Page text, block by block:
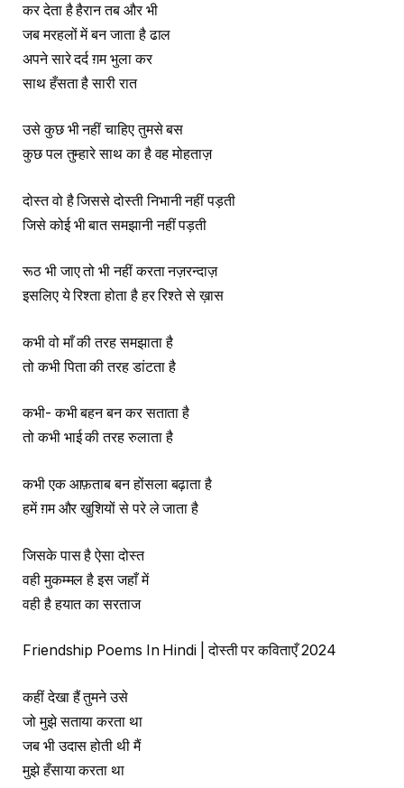
कर देता है हैरान तब और भी
जब मरहलों में बन जाता है ढाल
अपने सारे दर्द ग़म भुला कर
साथ हँसता है सारी रात
उसे कुछ भी नहीं चाहिए तुमसे बस
कुछ पल तुम्हारे साथ का है वह मोहताज़
दोस्त वो है जिससे दोस्ती निभानी नहीं पड़ती
जिसे कोई भी बात समझानी नहीं पड़ती
रूठ भी जाए तो भी नहीं करता नज़रन्दाज़
इसलिए ये रिश्ता होता है हर रिश्ते से ख़ास
कभी वो माँ की तरह समझाता है
तो कभी पिता की तरह डांटता है
कभी- कभी बहन बन कर सताता है
तो कभी भाई की तरह रुलाता है
कभी एक आफ़ताब बन होंसला बढ़ाता है
हमें ग़म और खुशियों से परे ले जाता है
जिसके पास है ऐसा दोस्त
वही मुकम्मल है इस जहाँ में
वही है हयात का सरताज
Friendship Poems In Hindi | दोस्ती पर कविताएँ 2024
कहीं देखा हैं तुमने उसे
जो मुझे सताया करता था
जब भी उदास होती थी मैं
मुझे हँसाया करता था